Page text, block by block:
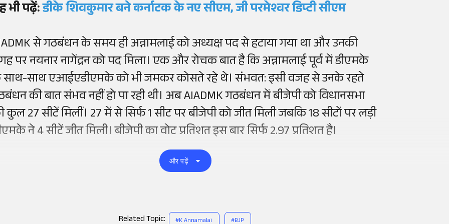
भी पढ़ें:डीके शिवकुमार बने कर्नाटक के नए सीएम, जी परमेश्वर डिप्टी सीएम
से गठबंधन के समय ही अन्नामलाई को अध्यक्ष पद से हटाया गया था और उनकी
पर नयनार नागेंद्रन को पद मिला। एक और रोचक बात है कि अन्नामलाई पूर्व में डीएमके
साथ एआईएडीएमके को भी जमकर कोसते रहे थे। संभवत: इसी वजह से उनके रहते
की बात संभव नहीं हो पा रही थी। अब AIADMK गठबंधन में बीजेपी को विधानसभा
कुल 27 सीटें मिलीं। 27 में से सिर्फ 1 सीट पर बीजेपी को जीत मिली जबकि 18 सीटों पर लड़ी
ने 4 सीटें जीत मिली। बीजेपी का वोट प्रतिशत इस बार सिर्फ 2.97 प्रतिशत है।
और पढ़ें
Related Topic: #K Annamalai #BJP